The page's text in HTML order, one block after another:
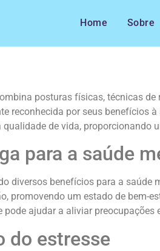
Home Sobre
posturas físicas, técnicas
reconhecida por seus benefícios
de vida, proporcionando
para a saúde
diversos benefícios para a
promovendo um estado de
ajudar a aliviar
do estresse